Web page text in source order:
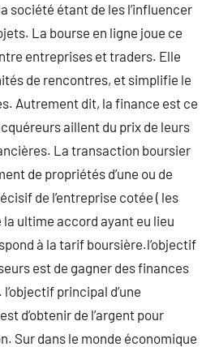
société étant de les l’influencer
La bourse en ligne joue ce
entreprises et traders. Elle
de rencontres, et simplifie le
Autrement dit, la finance est ce
acquéreurs aillent du prix de leurs
La transaction boursier
de propriétés d’une ou de
de l’entreprise cotée ( les
ultime accord ayant eu lieu
à la tarif boursière.l’objectif
est de gagner des finances
principal d’une
d’obtenir de l’argent pour
Sur dans le monde économique